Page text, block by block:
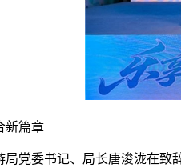
篇章
委书记、局长唐浚泷在致